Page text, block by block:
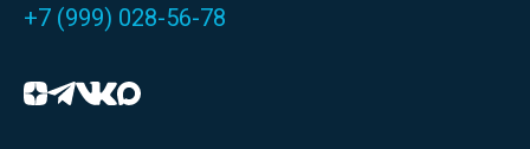
+7 (999) 028-56-78